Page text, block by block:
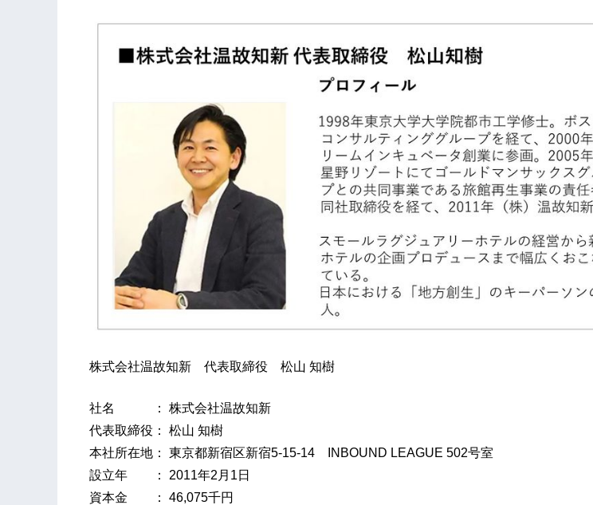
株式会社温故知新 代表取締役 松山 知樹
社名 ： 株式会社温故知新
代表取締役： 松山 知樹
本社所在地： 東京都新宿区新宿5-15-14 INBOUND LEAGUE 502号室
設立年 ： 2011年2月1日
資本金 ： 46,075千円